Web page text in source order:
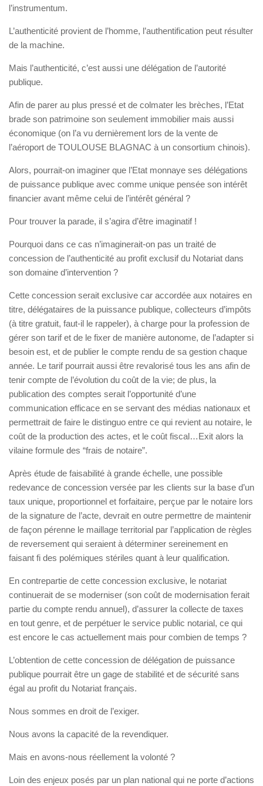
l’instrumentum.
L’authenticité provient de l’homme, l’authentification peut résulter
de la machine.
Mais l’authenticité, c’est aussi une délégation de l’autorité
publique.
Afin de parer au plus pressé et de colmater les brèches, l’Etat
brade son patrimoine son seulement immobilier mais aussi
économique (on l’a vu dernièrement lors de la vente de
l’aéroport de TOULOUSE BLAGNAC à un consortium chinois).
Alors, pourrait-on imaginer que l’Etat monnaye ses délégations
de puissance publique avec comme unique pensée son intérêt
financier avant même celui de l’intérêt général ?
Pour trouver la parade, il s’agira d’être imaginatif !
Pourquoi dans ce cas n’imaginerait-on pas un traité de
concession de l’authenticité au profit exclusif du Notariat dans
son domaine d’intervention ?
Cette concession serait exclusive car accordée aux notaires en
titre, délégataires de la puissance publique, collecteurs d’impôts
(à titre gratuit, faut-il le rappeler), à charge pour la profession de
gérer son tarif et de le fixer de manière autonome, de l’adapter si
besoin est, et de publier le compte rendu de sa gestion chaque
année. Le tarif pourrait aussi être revalorisé tous les ans afin de
tenir compte de l’évolution du coût de la vie; de plus, la
publication des comptes serait l’opportunité d’une
communication efficace en se servant des médias nationaux et
permettrait de faire le distinguo entre ce qui revient au notaire, le
coût de la production des actes, et le coût fiscal…Exit alors la
vilaine formule des “frais de notaire”.
Après étude de faisabilité à grande échelle, une possible
redevance de concession versée par les clients sur la base d’un
taux unique, proportionnel et forfaitaire, perçue par le notaire lors
de la signature de l’acte, devrait en outre permettre de maintenir
de façon pérenne le maillage territorial par l’application de règles
de reversement qui seraient à déterminer sereinement en
faisant fi des polémiques stériles quant à leur qualification.
En contrepartie de cette concession exclusive, le notariat
continuerait de se moderniser (son coût de modernisation ferait
partie du compte rendu annuel), d’assurer la collecte de taxes
en tout genre, et de perpétuer le service public notarial, ce qui
est encore le cas actuellement mais pour combien de temps ?
L’obtention de cette concession de délégation de puissance
publique pourrait être un gage de stabilité et de sécurité sans
égal au profit du Notariat français.
Nous sommes en droit de l’exiger.
Nous avons la capacité de la revendiquer.
Mais en avons-nous réellement la volonté ?
Loin des enjeux posés par un plan national qui ne porte d’actions